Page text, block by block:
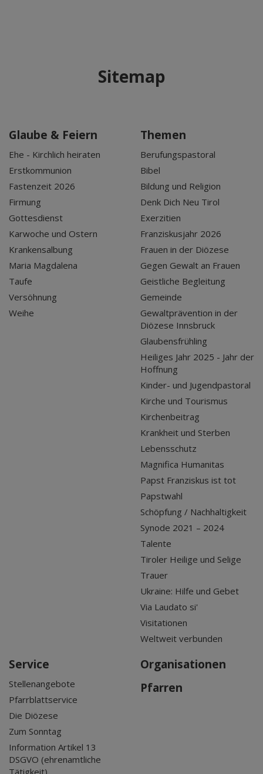
Sitemap
Glaube & Feiern
Ehe - Kirchlich heiraten
Erstkommunion
Fastenzeit 2026
Firmung
Gottesdienst
Karwoche und Ostern
Krankensalbung
Maria Magdalena
Taufe
Versöhnung
Weihe
Themen
Berufungspastoral
Bibel
Bildung und Religion
Denk Dich Neu Tirol
Exerzitien
Franziskusjahr 2026
Frauen in der Diözese
Gegen Gewalt an Frauen
Geistliche Begleitung
Gemeinde
Gewaltprävention in der
Diözese Innsbruck
Glaubensfrühling
Heiliges Jahr 2025 - Jahr der
Hoffnung
Kinder- und Jugendpastoral
Kirche und Tourismus
Kirchenbeitrag
Krankheit und Sterben
Lebensschutz
Magnifica Humanitas
Papst Franziskus ist tot
Papstwahl
Schöpfung / Nachhaltigkeit
Synode 2021 – 2024
Talente
Tiroler Heilige und Selige
Trauer
Ukraine: Hilfe und Gebet
Via Laudato si'
Visitationen
Weltweit verbunden
Service
Stellenangebote
Pfarrblattservice
Die Diözese
Zum Sonntag
Information Artikel 13
DSGVO (ehrenamtliche
Organisationen
Pfarren